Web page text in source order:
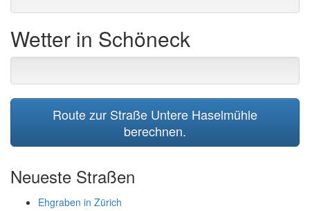
Wetter in Schöneck
Route zur Straße Untere Haselmühle
berechnen.
Neueste Straßen
Ehgraben in Zürich